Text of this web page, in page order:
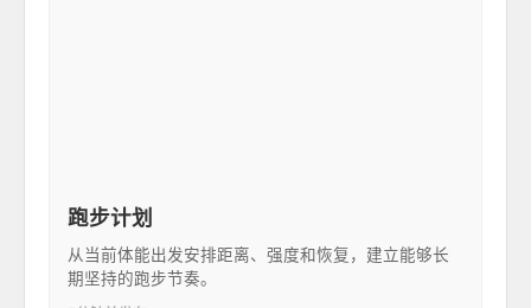
跑步计划
从当前体能出发安排距离、强度和恢复，建立能够长
期坚持的跑步节奏。